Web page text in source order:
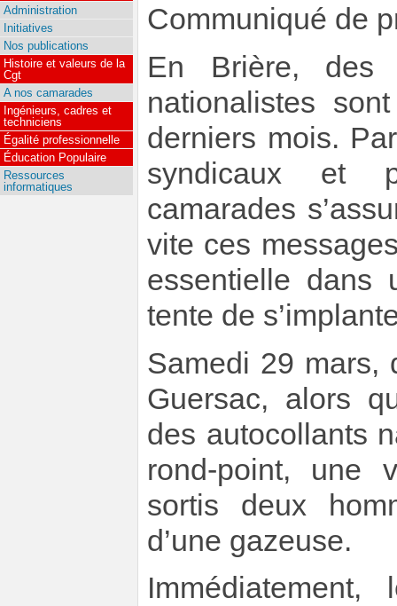
Communiqué de
En Brière, des
nationalistes
derniers mois.
syndicaux et
camarades
vite ces
essentielle dans
tente de
Samedi 29 mars,
Guersac, alors
des autocollants
rond-point, une
sortis deux
d’une gazeuse.
Administration
Initiatives
Nos publications
Histoire et valeurs de la
Cgt
A nos camarades
Ingénieurs, cadres et
techniciens
Égalité professionnelle
Éducation Populaire
Ressources
informatiques